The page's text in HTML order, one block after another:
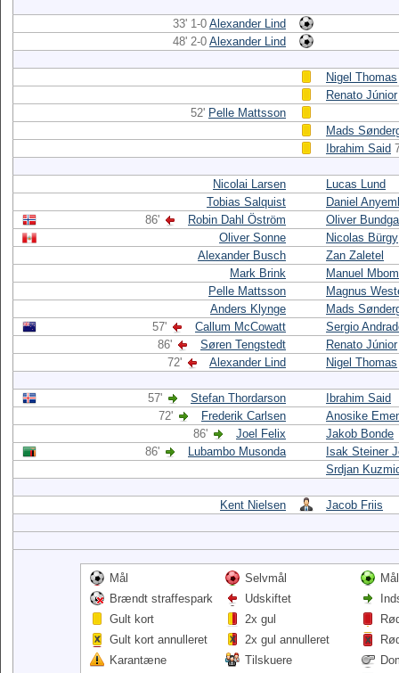
33' 1-0 Alexander Lind
48' 2-0 Alexander Lind
Nigel Thomas
Renato Júnior
52' Pelle Mattsson
Mads
Ibrahim Said
Nicolai Larsen
Lucas Lund
Tobias Salquist
Daniel
86'
Robin Dahl Öström
Oliver
Oliver Sonne
Nicolas Bürgy
Alexander Busch
Zan Zaletel
Mark Brink
Manuel Mbom
Pelle Mattsson
Magnus
Anders Klynge
Mads
57'
Callum McCowatt
Sergio
86'
Søren Tengstedt
Renato Júnior
72'
Alexander Lind Nigel Thomas
57' Stefan Thordarson
Ibrahim Said
72'
Frederik Carlsen
Anosike
86'
Joel Felix
Jakob Bonde
86'
Lubambo Musonda
Isak Steiner
Srdjan
Kent Nielsen Jacob Friis
Mål Selvmål
Brændt straffespark
Udskiftet
Gult kort
2x gul
Gult kort annulleret
2x gul annulleret
Karantæne
Tilskuere